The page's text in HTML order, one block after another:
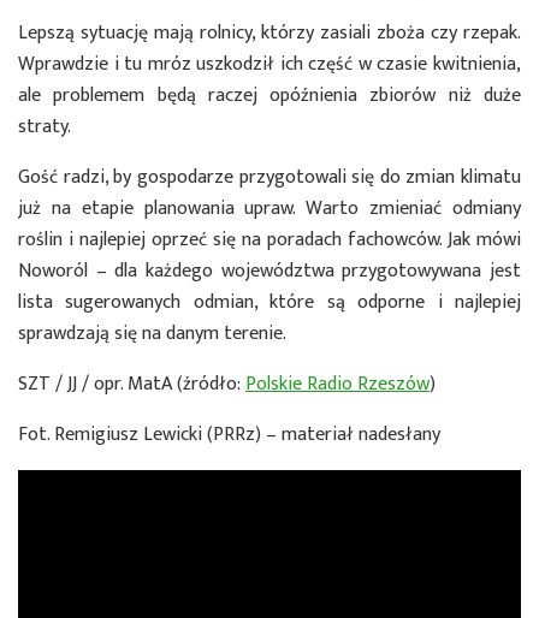
Lepszą sytuację mają rolnicy, którzy zasiali zboża czy rzepak.
Wprawdzie i tu mróz uszkodził ich część w czasie kwitnienia,
ale problemem będą raczej opóźnienia zbiorów niż duże
straty.
Gość radzi, by gospodarze przygotowali się do zmian klimatu
już na etapie planowania upraw. Warto zmieniać odmiany
roślin i najlepiej oprzeć się na poradach fachowców. Jak mówi
Noworól – dla każdego województwa przygotowywana jest
lista sugerowanych odmian, które są odporne i najlepiej
sprawdzają się na danym terenie.
SZT / JJ / opr. MatA (źródło:Polskie Radio Rzeszów)
Fot. Remigiusz Lewicki (PRRz) – materiał nadesłany